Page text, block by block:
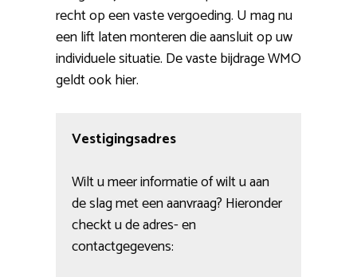
recht op een vaste vergoeding. U mag nu
een lift laten monteren die aansluit op uw
individuele situatie. De vaste bijdrage WMO
geldt ook hier.
Vestigingsadres
Wilt u meer informatie of wilt u aan
de slag met een aanvraag? Hieronder
checkt u de adres- en
contactgegevens: